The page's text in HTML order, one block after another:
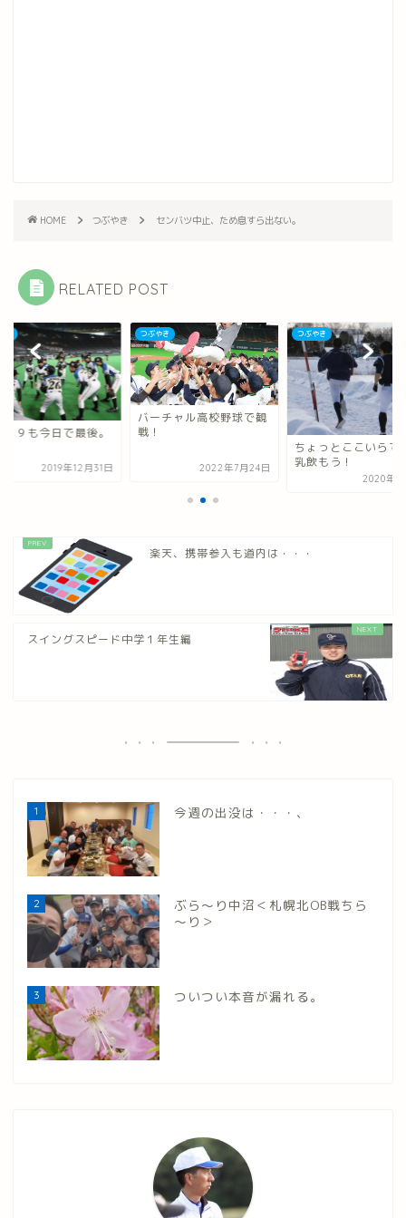
HOME つぶやき センバツ中止、ため息すら出ない。
RELATED POST
９も今日で最後。
2019年12月31日
つぶやき
バーチャル高校野球で観
戦！
2022年7月24日
つぶやき
ちょっとここいらで
乳飲もう！
2020年3
楽天、携帯参入も道内は・・・
スイングスピード中学１年生編
1 今週の出没は・・・、
2
ぶら～り中沼＜札幌北OB戦ちら
～り＞
3 ついつい本音が漏れる。